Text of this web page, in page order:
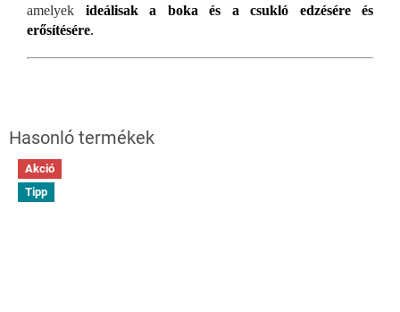
amelyek ideálisak a boka és a csukló edzésére és
erősítésére.
Akció
Tipp